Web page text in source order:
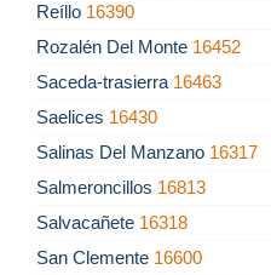
Reíllo 16390
Rozalén Del Monte 16452
Saceda-trasierra 16463
Saelices 16430
Salinas Del Manzano 16317
Salmeroncillos 16813
Salvacañete 16318
San Clemente 16600